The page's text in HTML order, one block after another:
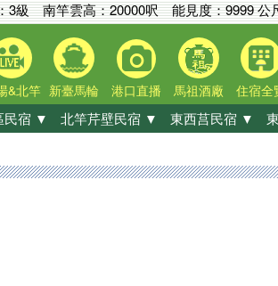
3級南竿雲高：20000呎能見度：9999 公
&北竿 新臺馬輪 港口直播 馬祖酒廠 住宿全
民宿 ▼ 北竿芹壁民宿 ▼ 東西莒民宿 ▼